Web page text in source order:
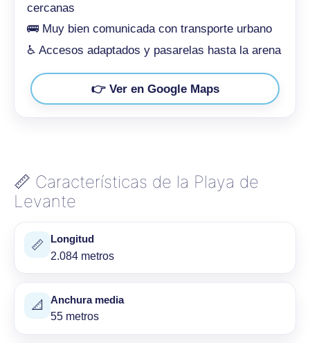
cercanas
🚌 Muy bien comunicada con transporte urbano
♿ Accesos adaptados y pasarelas hasta la arena
👉 Ver en Google Maps
📏 Características de la Playa de
Levante
📏
Longitud
2.084 metros
📐
Anchura media
55 metros